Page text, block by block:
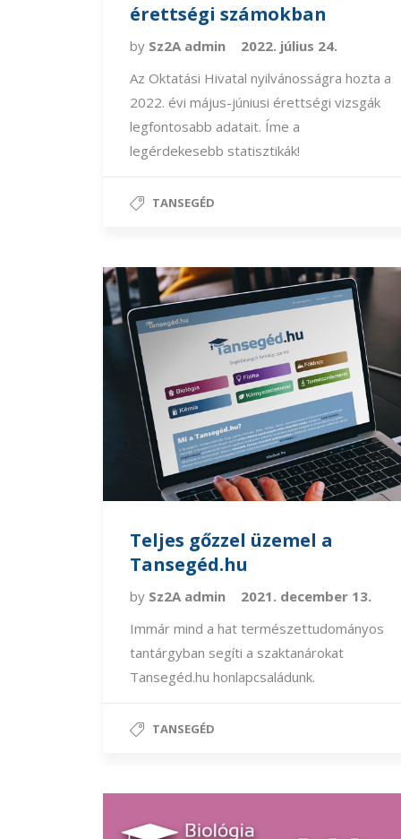
érettségi számokban
by Sz2A admin
2022. július 24.
Az Oktatási Hivatal nyilvánosságra hozta a
2022. évi május-júniusi érettségi vizsgák
legfontosabb adatait. Íme a
legérdekesebb statisztikák!
TANSEGÉD
Teljes gőzzel üzemel a
Tansegéd.hu
by Sz2A admin
2021. december 13.
Immár mind a hat természettudományos
tantárgyban segíti a szaktanárokat
Tansegéd.hu honlapcsaládunk.
TANSEGÉD